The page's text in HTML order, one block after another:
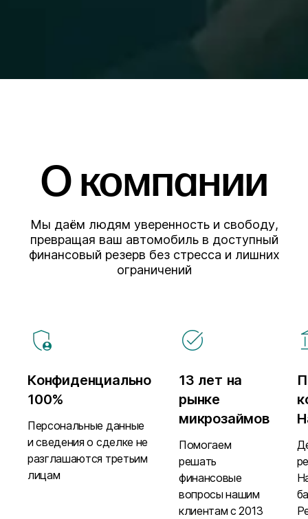
О компании
Мы даём людям уверенность и свободу,
превращая ваш автомобиль в доступный
финансовый резерв без стресса и лишних
ограничений
Конфиденциально
100%
Персональные данные
и сведения о сделке не
разглашаются третьим
лицам
13 лет на
рынке
микрозаймов
Помогаем
решать
финансовые
вопросы нашим
клиентам с 2013